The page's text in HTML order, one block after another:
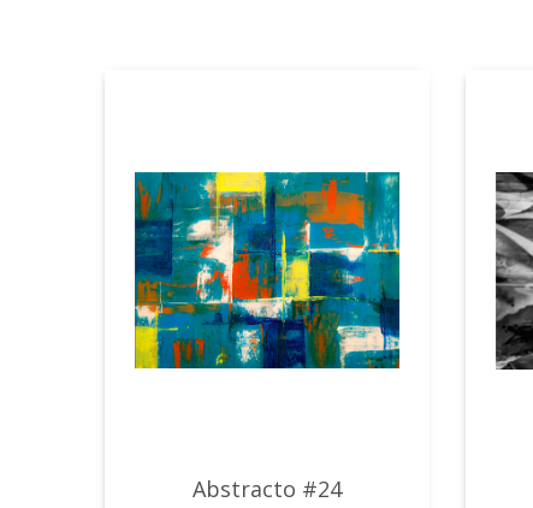
Abstracto #24